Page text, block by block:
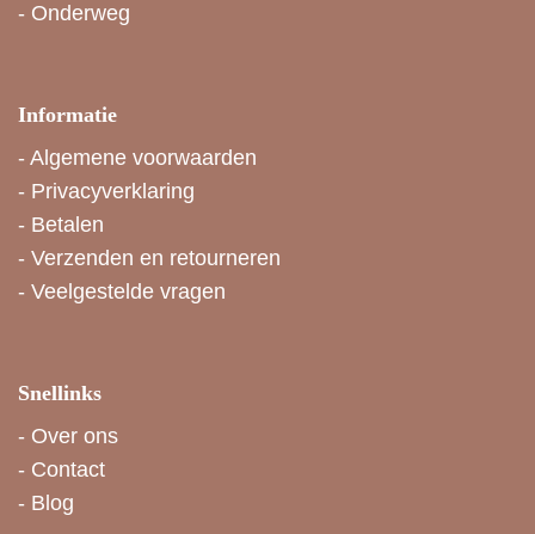
- Onderweg
Informatie
- Algemene voorwaarden
- Privacyverklaring
- Betalen
- Verzenden en retourneren
- Veelgestelde vragen
Snellinks
- Over ons
- Contact
- Blog